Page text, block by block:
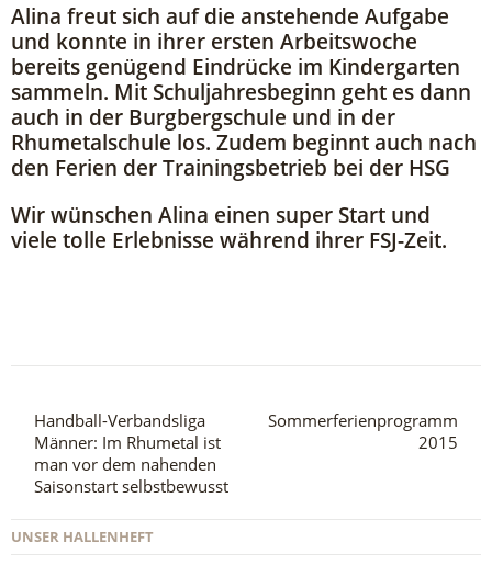
Alina freut sich auf die anstehende Aufgabe
und konnte in ihrer ersten Arbeitswoche
bereits genügend Eindrücke im Kindergarten
sammeln. Mit Schuljahresbeginn geht es dann
auch in der Burgbergschule und in der
Rhumetalschule los. Zudem beginnt auch nach
den Ferien der Trainingsbetrieb bei der HSG
Wir wünschen Alina einen super Start und
viele tolle Erlebnisse während ihrer FSJ-Zeit.
Handball-Verbandsliga
Männer: Im Rhumetal ist
man vor dem nahenden
Saisonstart selbstbewusst
Sommerferienprogramm
2015
UNSER HALLENHEFT